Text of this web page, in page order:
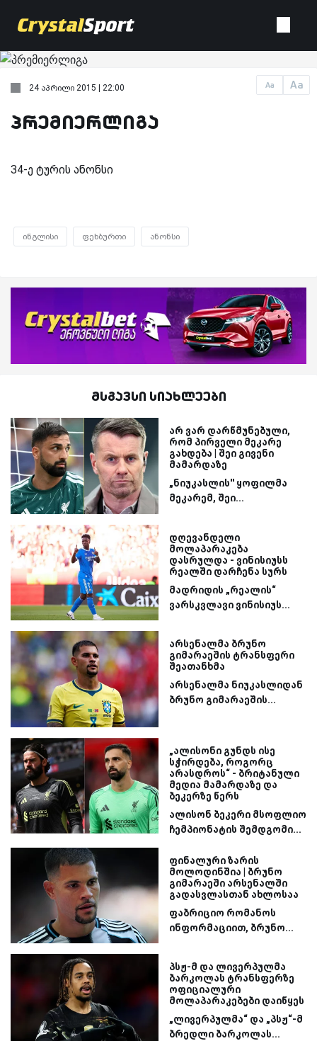
Aa Aa
24 აპრილი 2015 | 22:00
პრემიერლიგა
34-ე ტურის ანონსი
ინგლისი ფეხბურთი ანონსი
მსგავსი სიახლეები
არ ვარ დარწმუნებული,
რომ პირველი მეკარე
გახდება | შეი გივენი
მამარდაზე
„ნიუკასლის'' ყოფილმა
მეკარემ, შეი...
დღევანდელი
მოლაპარაკება
დასრულდა - ვინისიუსს
რეალში დარჩენა სურს
მადრიდის „რეალის“
ვარსკვლავი ვინისიუს...
არსენალმა ბრუნო
გიმარაეშის ტრანსფერი
შეათანხმა
არსენალმა ნიუკასლიდან
ბრუნო გიმარაეშის...
„ალისონი გუნდს ისე
სჭირდება, როგორც
არასდროს“ - ბრიტანული
მედია მამარდაზე და
ბეკერზე წერს
ალისონ ბეკერი მსოფლიო
ჩემპიონატის შემდგომი...
ფინალური ზარის
მოლოდინშია | ბრუნო
გიმარაეში არსენალში
გადასვლასთან ახლოსაა
ფაბრიციო რომანოს
ინფორმაციით, ბრუნო...
პსჟ-მ და ლივერპულმა
ბარკოლას ტრანსფერზე
ოფიციალური
მოლაპარაკებები დაიწყეს
„ლივერპულმა“ და „პსჟ“-მ
ბრედლი ბარკოლას...